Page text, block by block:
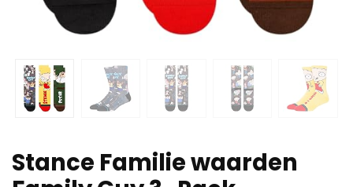
Stance Familie waarden